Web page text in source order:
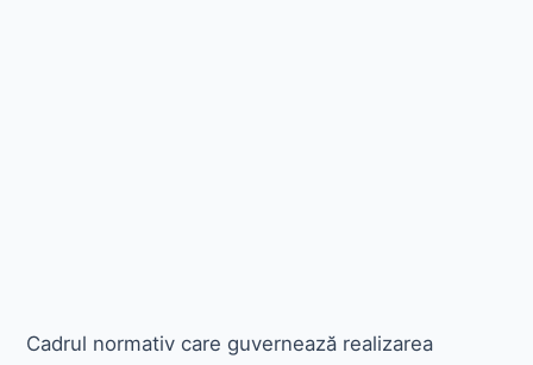
Cadrul normativ care guvernează realizarea